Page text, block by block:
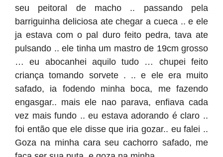
seu peitoral de macho .. passando pela
barriguinha deliciosa ate chegar a cueca .. e ele
ja estava com o pal duro feito pedra, tava ate
pulsando .. ele tinha um mastro de 19cm grosso
… eu abocanhei aquilo tudo … chupei feito
criança tomando sorvete . .. e ele era muito
safado, ia fodendo minha boca, me fazendo
engasgar.. mais ele nao parava, enfiava cada
vez mais fundo .. eu estava adorando é claro ..
foi então que ele disse que iria gozar.. eu falei ..
Goza na minha cara seu cachorro safado, me